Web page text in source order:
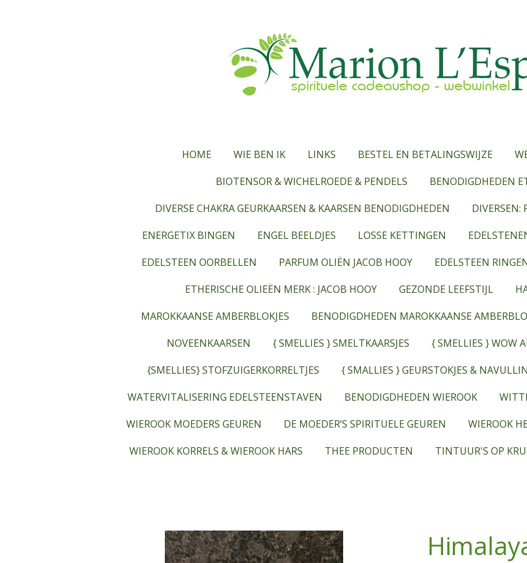
HOME WIE BEN IK LINKS BESTEL EN BETALINGSWIJZE
BIOTENSOR & WICHELROEDE & PENDELS
BENODIGDHEDEN
DIVERSE CHAKRA GEURKAARSEN & KAARSEN BENODIGDHEDEN
DIVERSEN:
ENERGETIX BINGEN
ENGEL BEELDJES LOSSE KETTINGEN
EDELSTEEN OORBELLEN
PARFUM OLIËN JACOB HOOY EDELSTEEN
ETHERISCHE OLIEËN MERK : JACOB HOOY
GEZONDE LEEFSTIJL
MAROKKAANSE AMBERBLOKJES
BENODIGDHEDEN MAROKKAANSE
NOVEENKAARSEN
{ SMELLIES } SMELTKAARSJES
{ SMELLIES } WOW
{SMELLIES} STOFZUIGERKORRELTJES
{ SMALLIES } GEURSTOKJES &
WATERVITALISERING EDELSTEENSTAVEN
BENODIGDHEDEN WIEROOK
WIEROOK MOEDERS GEUREN
DE MOEDER’S SPIRITUELE GEUREN WIEROOK
WIEROOK KORRELS & WIEROOK HARS
THEE PRODUCTEN TINTUUR'S OP